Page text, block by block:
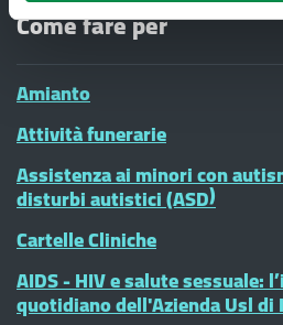
Come fare per
Amianto
Attività funerarie
Assistenza ai minori con
disturbi autistici (ASD)
Cartelle Cliniche
AIDS - HIV e salute sessuale:
quotidiano dell'Azienda Usl di